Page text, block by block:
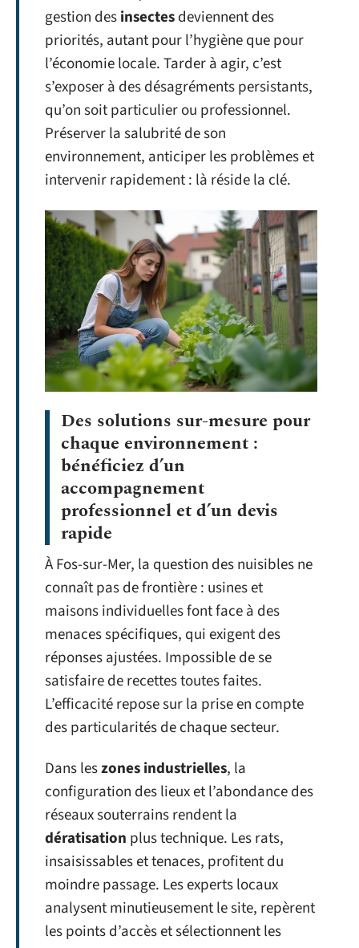
gestion desinsectesdeviennent des
priorités, autant pour l’hygiène que pour
l’économie locale. Tarder à agir, c’est
s’exposer à des désagréments persistants,
qu’on soit particulier ou professionnel.
Préserver la salubrité de son
environnement, anticiper les problèmes et
intervenir rapidement : là réside la clé.
Des solutions sur-mesure pour
chaque environnement :
bénéficiez d’un
accompagnement
professionnel et d’un devis
rapide
À Fos-sur-Mer, la question des nuisibles ne
connaît pas de frontière : usines et
maisons individuelles font face à des
menaces spécifiques, qui exigent des
réponses ajustées. Impossible de se
satisfaire de recettes toutes faites.
L’efficacité repose sur la prise en compte
des particularités de chaque secteur.
Dans leszones industrielles, la
configuration des lieux et l’abondance des
réseaux souterrains rendent la
dératisation plus technique. Les rats,
insaisissables et tenaces, profitent du
moindre passage. Les experts locaux
analysent minutieusement le site, repèrent
les points d’accès et sélectionnent les